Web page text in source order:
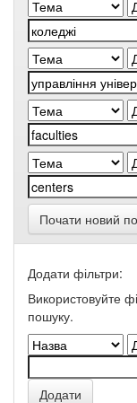
Почати новий
Додати фільтри:
Використовуйте
пошуку.